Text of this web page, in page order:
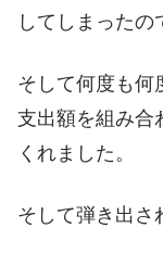
してしまったの
そして何度も何
支出額を組み合
くれました。
そして弾き出さ